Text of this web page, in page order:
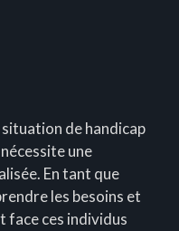
situation de handicap
une
En tant que
les besoins et
face ces individus